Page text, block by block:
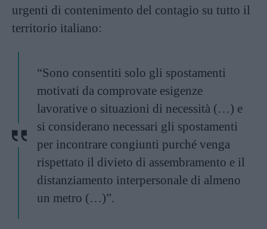
urgenti di contenimento del contagio su tutto il
territorio italiano:
“Sono consentiti solo gli spostamenti
motivati da comprovate esigenze
lavorative o situazioni di necessità (…) e
si considerano necessari gli spostamenti
per incontrare congiunti purché venga
rispettato il divieto di assembramento e il
distanziamento interpersonale di almeno
un metro (…)”.